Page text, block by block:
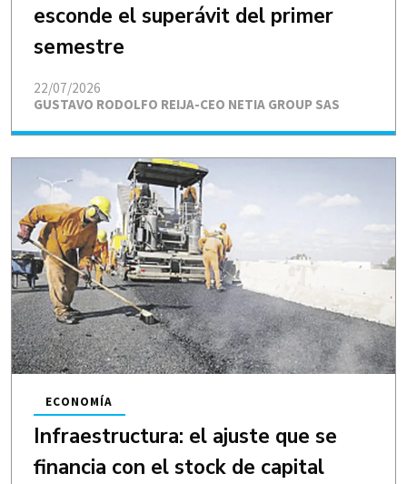
esconde el superávit del primer
semestre
GUSTAVO RODOLFO REIJA-CEO NETIA GROUP SAS
22/07/2026
Infraestructura: el ajuste que se
financia con el stock de capital
ECONOMÍA